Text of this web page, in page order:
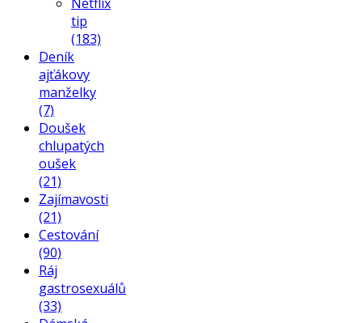
tip
(183)
Deník
ajťákovy
manželky
(7)
Doušek
chlupatých
oušek
(21)
Zajímavosti
(21)
Cestování
(90)
Ráj
gastrosexuálů
(33)